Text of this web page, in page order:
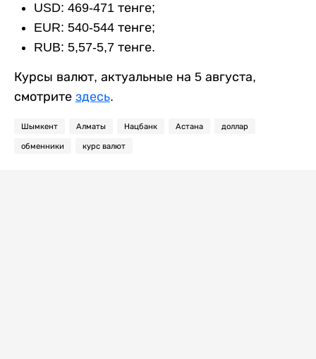
USD: 469-471 тенге;
EUR: 540-544 тенге;
RUB: 5,57-5,7 тенге.
Курсы валют, актуальные на 5 августа,
смотрите здесь.
Шымкент Алматы Нацбанк Астана доллар
обменники курс валют